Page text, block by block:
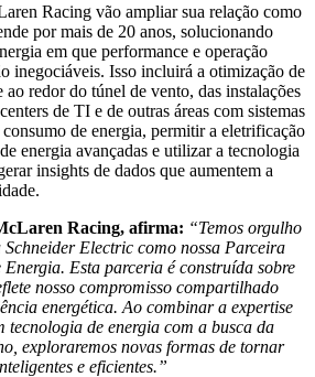
Racing vão ampliar sua relação como
por mais de 20 anos, solucionando
em que performance e operação
inegociáveis. Isso incluirá a otimização de
ao redor do túnel de vento, das instalações
de TI e de outras áreas com sistemas
de energia, permitir a eletrificação
energia avançadas e utilizar a tecnologia
insights de dados que aumentem a
Racing, afirma: “Temos orgulho
Electric como nossa Parceira
Energia. Esta parceria é construída sobre
nosso compromisso compartilhado
energética. Ao combinar a expertise
tecnologia de energia com a busca da
exploraremos novas formas de tornar
e eficientes.”